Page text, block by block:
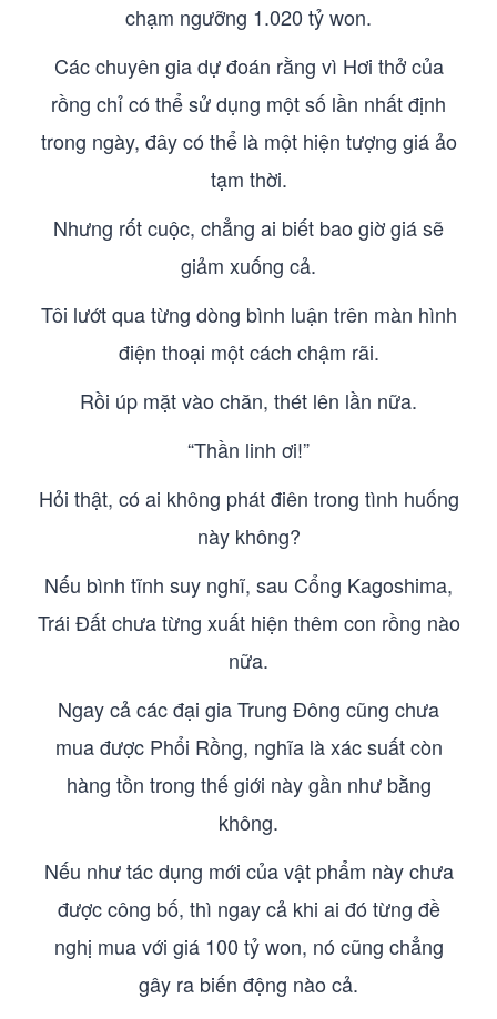
chạm ngưỡng 1.020 tỷ won.
Các chuyên gia dự đoán rằng vì Hơi thở của
rồng chỉ có thể sử dụng một số lần nhất định
trong ngày, đây có thể là một hiện tượng giá ảo
tạm thời.
Nhưng rốt cuộc, chẳng ai biết bao giờ giá sẽ
giảm xuống cả.
Tôi lướt qua từng dòng bình luận trên màn hình
điện thoại một cách chậm rãi.
Rồi úp mặt vào chăn, thét lên lần nữa.
“Thần linh ơi!”
Hỏi thật, có ai không phát điên trong tình huống
này không?
Nếu bình tĩnh suy nghĩ, sau Cổng Kagoshima,
Trái Đất chưa từng xuất hiện thêm con rồng nào
nữa.
Ngay cả các đại gia Trung Đông cũng chưa
mua được Phổi Rồng, nghĩa là xác suất còn
hàng tồn trong thế giới này gần như bằng
không.
Nếu như tác dụng mới của vật phẩm này chưa
được công bố, thì ngay cả khi ai đó từng đề
nghị mua với giá 100 tỷ won, nó cũng chẳng
gây ra biến động nào cả.